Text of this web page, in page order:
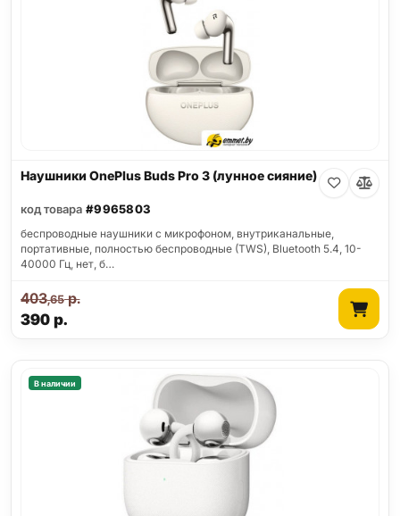
Наушники OnePlus Buds Pro 3 (лунное сияние)
код товара #9965803
беспроводные наушники с микрофоном, внутриканальные,
портативные, полностью беспроводные (TWS), Bluetooth 5.4, 10-
40000 Гц, нет, б…
390р.
403,65р.
В наличии